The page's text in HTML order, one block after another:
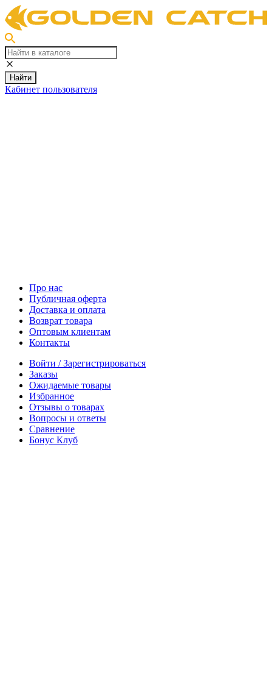
Найти
Кабинет пользователя
Про нас
Публичная оферта
Доставка и оплата
Возврат товара
Оптовым клиентам
Контакты
Войти / Зарегистрироваться
Заказы
Ожидаемые товары
Избранное
Отзывы о товарах
Вопросы и ответы
Сравнение
Бонус Клуб